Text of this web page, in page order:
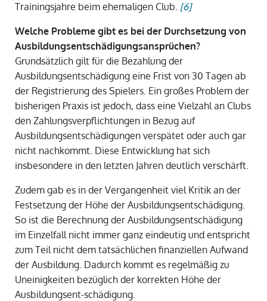
Trainingsjahre beim ehemaligen Club. [6]
Welche Probleme gibt es bei der Durchsetzung von
Ausbildungsentschädigungsansprüchen?
Grundsätzlich gilt für die Bezahlung der
Ausbildungsentschädigung eine Frist von 30 Tagen ab
der Registrierung des Spielers. Ein großes Problem der
bisherigen Praxis ist jedoch, dass eine Vielzahl an Clubs
den Zahlungsverpflichtungen in Bezug auf
Ausbildungsentschädigungen verspätet oder auch gar
nicht nachkommt. Diese Entwicklung hat sich
insbesondere in den letzten Jahren deutlich verschärft.
Zudem gab es in der Vergangenheit viel Kritik an der
Festsetzung der Höhe der Ausbildungsentschädigung.
So ist die Berechnung der Ausbildungsentschädigung
im Einzelfall nicht immer ganz eindeutig und entspricht
zum Teil nicht dem tatsächlichen finanziellen Aufwand
der Ausbildung. Dadurch kommt es regelmäßig zu
Uneinigkeiten bezüglich der korrekten Höhe der
Ausbildungsent-schädigung.